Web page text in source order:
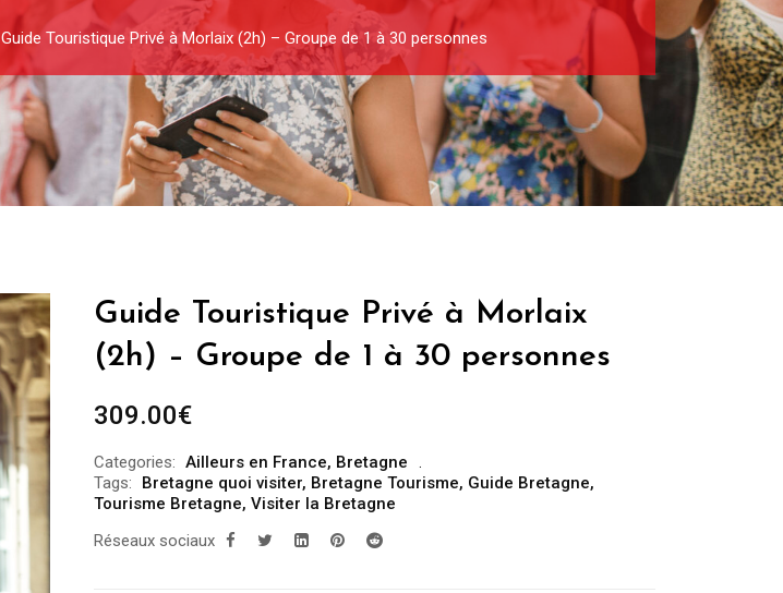
Guide Touristique Privé à Morlaix (2h) – Groupe de 1 à 30 personnes
Guide Touristique Privé à Morlaix
(2h) – Groupe de 1 à 30 personnes
309.00€
Categories: Ailleurs en France, Bretagne
Tags:
Bretagne quoi visiter, Bretagne Tourisme, Guide Bretagne,
Tourisme Bretagne, Visiter la Bretagne
Réseaux sociaux